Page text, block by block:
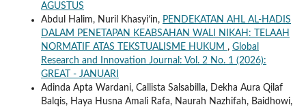
AGUSTUS
Abdul Halim, Nuril Khasyi’in, PENDEKATAN AHL AL-HADIS
DALAM PENETAPAN KEABSAHAN WALI NIKAH: TELAAH
NORMATIF ATAS TEKSTUALISME HUKUM , Global
Research and Innovation Journal: Vol. 2 No. 1 (2026):
GREAT - JANUARI
Adinda Apta Wardani, Callista Salsabilla, Dekha Aura Qilaf
Balqis, Haya Husna Amali Rafa, Naurah Nazhifah, Baidhowi,